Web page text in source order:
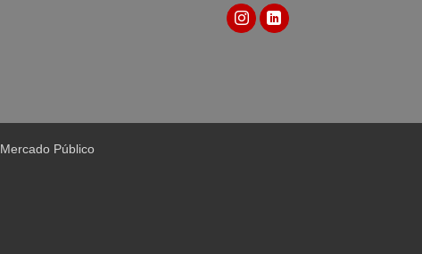
Público